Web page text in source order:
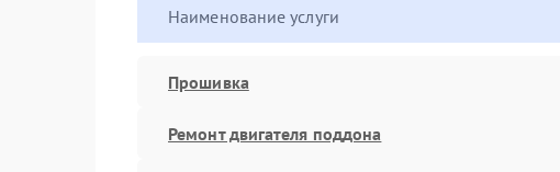
Наименование услуги
Прошивка
Ремонт двигателя поддона